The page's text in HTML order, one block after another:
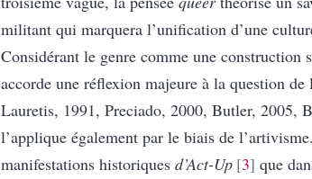
militant qui marquera l’unification d’une
Considérant le genre comme une construction
accorde une réflexion majeure à la question
Lauretis, 1991, Preciado, 2000, Butler, 2005,
l’applique également par le biais de
manifestations historiques d’Act-Up 3 que